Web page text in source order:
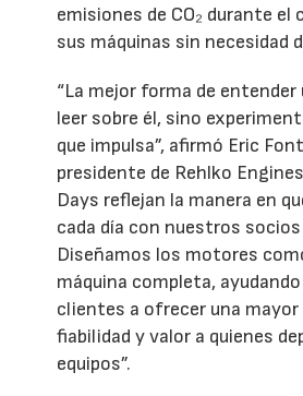
emisiones de CO₂ durante el
sus máquinas sin necesidad
“La mejor forma de
leer sobre él, sino
que impulsa”, afirmó Eric
presidente de Rehlko
Days reflejan la manera en
cada día con nuestros socios
Diseñamos los motores
máquina completa,
clientes a ofrecer una
fiabilidad y valor a quienes
equipos”.